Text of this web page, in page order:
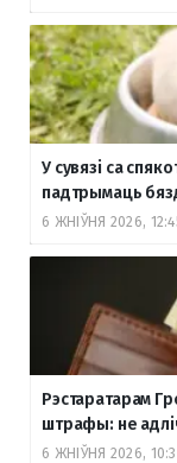
У сувязі са
падтрымаць
6 ЖНІЎНЯ 2026,
Рэстаратарам
штрафы: не
6 ЖНІЎНЯ 2026,